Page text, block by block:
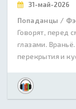
31-май-2026
Попаданцы /
Говорят, перед
глазами.
перекрытия и